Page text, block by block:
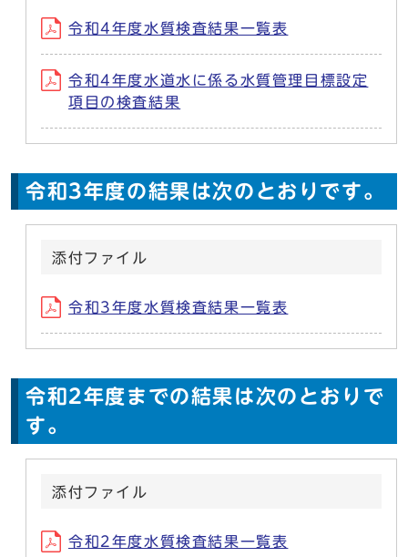
令和4年度水質検査結果一覧表
令和4年度水道水に係る水質管理目標設定
項目の検査結果
令和3年度の結果は次のとおりです。
添付ファイル
令和3年度水質検査結果一覧表
令和2年度までの結果は次のとおりで
す。
添付ファイル
令和2年度水質検査結果一覧表